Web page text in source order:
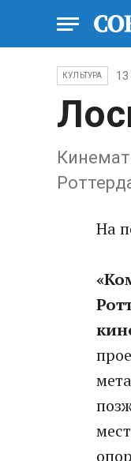
КУЛЬТУРА
На